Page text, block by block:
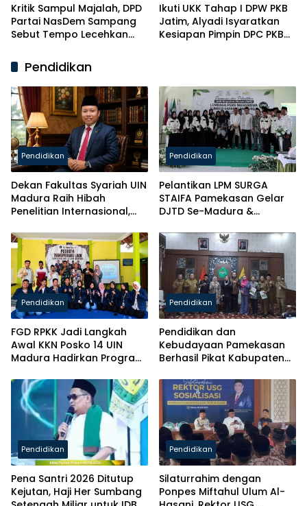
Kritik Sampul Majalah, DPD
Partai NasDem Sampang
Sebut Tempo Lecehkan
Ikuti UKK Tahap I DPW PKB
Jatim, Alyadi Isyaratkan
Kesiapan Pimpin DPC PKB
Pendidikan
Pendidikan
Dekan Fakultas Syariah UIN
Madura Raih Hibah
Penelitian Internasional,
Kancah Global
Pendidikan
Pelantikan LPM SURGA
STAIFA Pamekasan Gelar
DJTD Se-Madura &
Pendidikan
FGD RPKK Jadi Langkah
Awal KKN Posko 14 UIN
Madura Hadirkan Program
Pendidikan
Pendidikan dan
Kebudayaan Pamekasan
Berhasil Pikat Kabupaten
Pendidikan
Pena Santri 2026 Ditutup
Kejutan, Haji Her Sumbang
Pendidikan
Silaturrahim dengan
Ponpes Miftahul Ulum Al-